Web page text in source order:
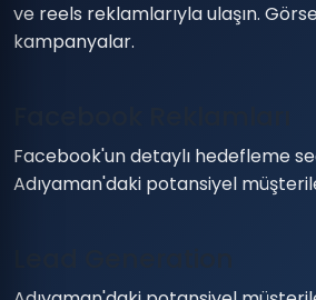
ve reels reklamlarıyla ulaşın.
kampanyalar.
Facebook'un detaylı hedefleme
Adıyaman'daki potansiyel